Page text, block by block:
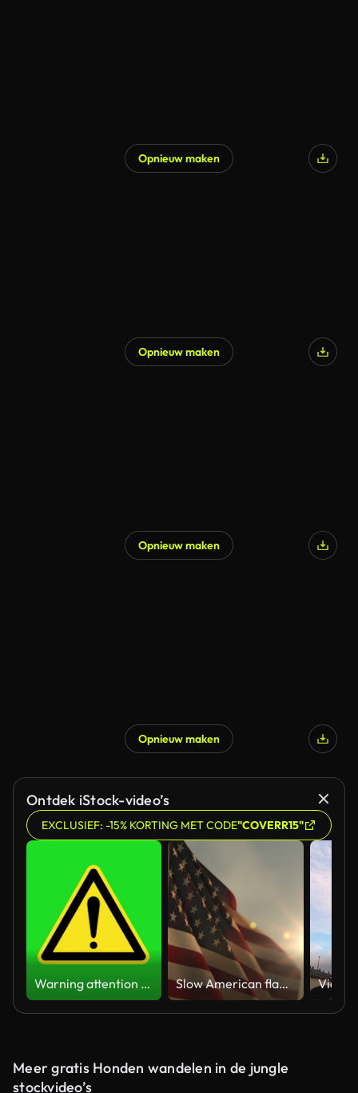
Opnieuw maken
Opnieuw maken
Opnieuw maken
Opnieuw maken
Ontdek iStock-video’s
EXCLUSIEF: -15% KORTING MET CODE"COVERR15"
Warning attention yellow hazard message street sign 4k green screen caution animation Slow American flag at sunset during Memorial Day in the United States
Meer gratis Honden wandelen in de jungle
stockvideo’s